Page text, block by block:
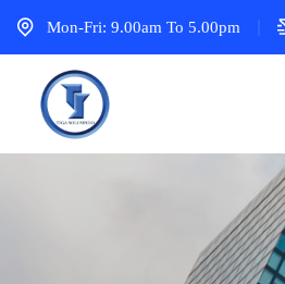
Mon-Fri: 9.00am To 5.00pm